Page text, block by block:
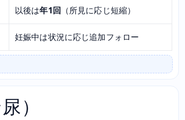
以後は年1回 （所見に応じ短縮）
妊娠中は状況に応じ追加フォロー
）